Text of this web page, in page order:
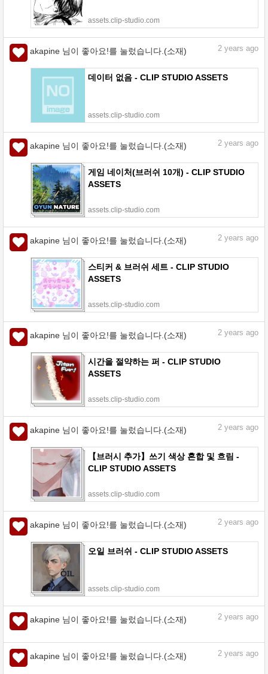
assets.clip-studio.com
akapine 님이 좋아요!를 눌렀습니다.(소재) 2 years ago
데이터 없음 - CLIP STUDIO ASSETS
assets.clip-studio.com
akapine 님이 좋아요!를 눌렀습니다.(소재) 2 years ago
게임 네이처(브러쉬 10개) - CLIP STUDIO
ASSETS
assets.clip-studio.com
akapine 님이 좋아요!를 눌렀습니다.(소재) 2 years ago
스티커 & 브러쉬 세트 - CLIP STUDIO
ASSETS
assets.clip-studio.com
akapine 님이 좋아요!를 눌렀습니다.(소재) 2 years ago
시간을 절약하는 퍼 - CLIP STUDIO
ASSETS
assets.clip-studio.com
akapine 님이 좋아요!를 눌렀습니다.(소재) 2 years ago
【브러시 추가】쓰기 색상 혼합 및 흐림 -
CLIP STUDIO ASSETS
assets.clip-studio.com
akapine 님이 좋아요!를 눌렀습니다.(소재) 2 years ago
오일 브러쉬 - CLIP STUDIO ASSETS
assets.clip-studio.com
akapine 님이 좋아요!를 눌렀습니다.(소재) 2 years ago
라쿠가키 연필 - CLIP STUDIO ASSETS